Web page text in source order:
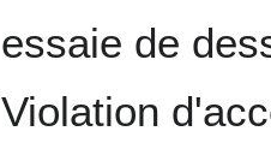
essaie de
Violation